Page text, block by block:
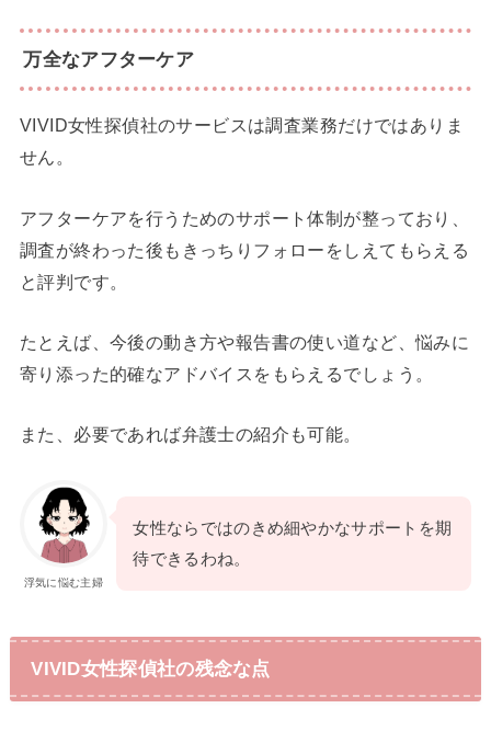
万全なアフターケア
VIVID女性探偵社のサービスは調査業務だけではありま
せん。
アフターケアを行うためのサポート体制が整っており、
調査が終わった後もきっちりフォローをしえてもらえる
と評判です。
たとえば、今後の動き方や報告書の使い道など、悩みに
寄り添った的確なアドバイスをもらえるでしょう。
また、必要であれば弁護士の紹介も可能。
浮気に悩む主婦
女性ならではのきめ細やかなサポートを期
待できるわね。
VIVID女性探偵社の残念な点